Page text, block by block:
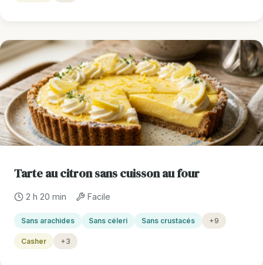
Tarte au citron sans cuisson au four
2 h 20 min Facile
Sans arachides Sans céleri Sans crustacés +9
Casher +3